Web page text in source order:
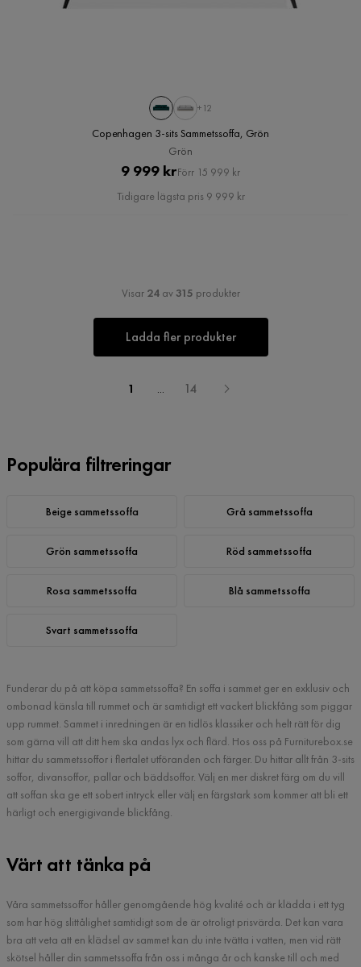
+12
Copenhagen 3-sits Sammetssoffa, Grön
Grön
Pris
9 999 krOriginal
Pris
Förr 15 999 kr
Tidigare lägsta pris 9 999 kr
Visar 24av315 produkter
Ladda fler produkter
1 ... 14
Populära filtreringar
Beige sammetssoffa Grå sammetssoffa
Grön sammetssoffa Röd sammetssoffa
Rosa sammetssoffa Blå sammetssoffa
Svart sammetssoffa
Funderar du på att köpa sammetssoffa? En soffa i sammet ger en exklusiv och
ombonad känsla till rummet och är samtidigt ett vackert blickfång som piggar
upp rummet. Sammet i inredningen är en tidlös klassiker och helt rätt för dig
som gärna vill att ditt hem ska andas lyx och flärd. Hos oss på Furniturebox.se
hittar du sammetssoffor i flertalet utföranden och färger. Du hittar allt från 3-sits
soffor, divansoffor, pallar och bäddsoffor. Välj en mer diskret färg om du vill
att soffan ska ge ett sobert intryck eller välj en färgstark som kommer att bli ett
härligt och energigivande blickfång.
Värt att tänka på
Våra sammetssoffor håller genomgående hög kvalité och är klädda i ett tyg
som har hög slittålighet samtidigt som de är otroligt prisvärda. Det kan vara
bra att veta att en klädsel av sammet kan du inte tvätta i vatten, men vid rätt
skötsel håller din sammetssoffa från oss i många år och kanske till och med